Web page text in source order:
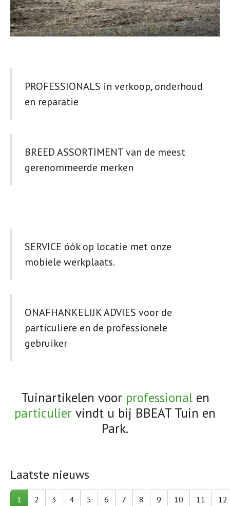
PROFESSIONALS in verkoop, onderhoud
en reparatie
BREED ASSORTIMENT van de meest
gerenommeerde merken
SERVICE óók op locatie met onze
mobiele werkplaats.
ONAFHANKELIJK ADVIES voor de
particuliere en de professionele
gebruiker
Tuinartikelen voor professional en
particulier vindt u bij BBEAT Tuin en
Park.
Laatste nieuws
1 2 3 4 5 6 7 8 9 10 11 12